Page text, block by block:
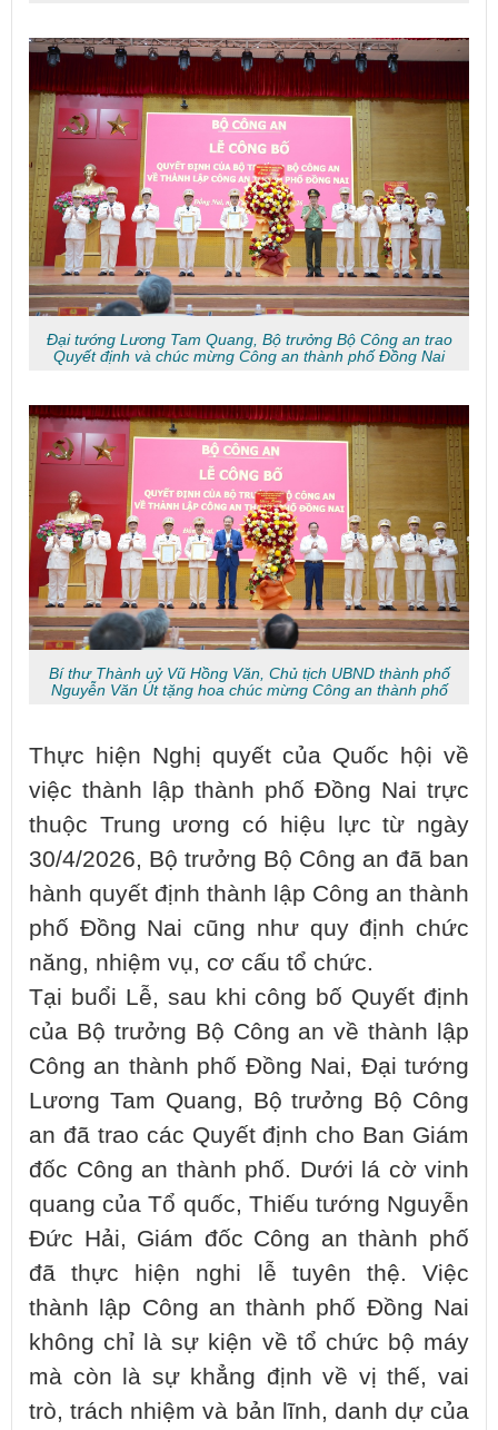
Đại tướng Lương Tam Quang, Bộ trưởng Bộ Công an trao
Quyết định và chúc mừng Công an thành phố Đồng Nai
Bí thư Thành uỷ Vũ Hồng Văn, Chủ tịch UBND thành phố
Nguyễn Văn Út tặng hoa chúc mừng Công an thành phố
Thực hiện Nghị quyết của Quốc hội về
việc thành lập thành phố Đồng Nai trực
thuộc Trung ương có hiệu lực từ ngày
30/4/2026, Bộ trưởng Bộ Công an đã ban
hành quyết định thành lập Công an thành
phố Đồng Nai cũng như quy định chức
năng, nhiệm vụ, cơ cấu tổ chức.
Tại buổi Lễ, sau khi công bố Quyết định
của Bộ trưởng Bộ Công an về thành lập
Công an thành phố Đồng Nai, Đại tướng
Lương Tam Quang, Bộ trưởng Bộ Công
an đã trao các Quyết định cho Ban Giám
đốc Công an thành phố. Dưới lá cờ vinh
quang của Tổ quốc, Thiếu tướng Nguyễn
Đức Hải, Giám đốc Công an thành phố
đã thực hiện nghi lễ tuyên thệ. Việc
thành lập Công an thành phố Đồng Nai
không chỉ là sự kiện về tổ chức bộ máy
mà còn là sự khẳng định về vị thế, vai
trò, trách nhiệm và bản lĩnh, danh dự của